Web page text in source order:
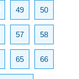
49 50
57 58
65 66